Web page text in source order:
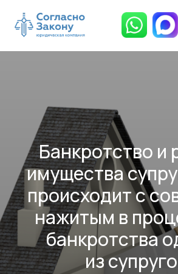
Банкротство и
имущества
происходит с
нажитым в
банкротства
из